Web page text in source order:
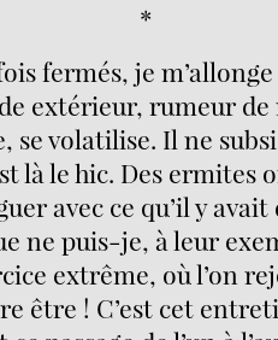
*
fermés, je
extérieur, rumeur de
se volatilise. Il ne
là le hic. Des ermites
avec ce qu’il y
ne puis-je, à leur
extrême, où l’on
être ! C’est cet